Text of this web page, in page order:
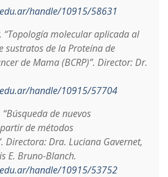
handle/10915/58631
. “Topología molecular aplicada al
sustratos de la Proteína de
de Mama (BCRP)”. Director: Dr.
handle/10915/57704
“Búsqueda de nuevos
de métodos
Directora: Dra. Luciana Gavernet,
E. Bruno-Blanch.
handle/10915/53752